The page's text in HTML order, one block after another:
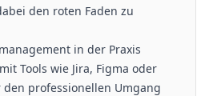
den roten Faden zu
in der Praxis
Tools wie Jira, Figma oder
professionellen Umgang